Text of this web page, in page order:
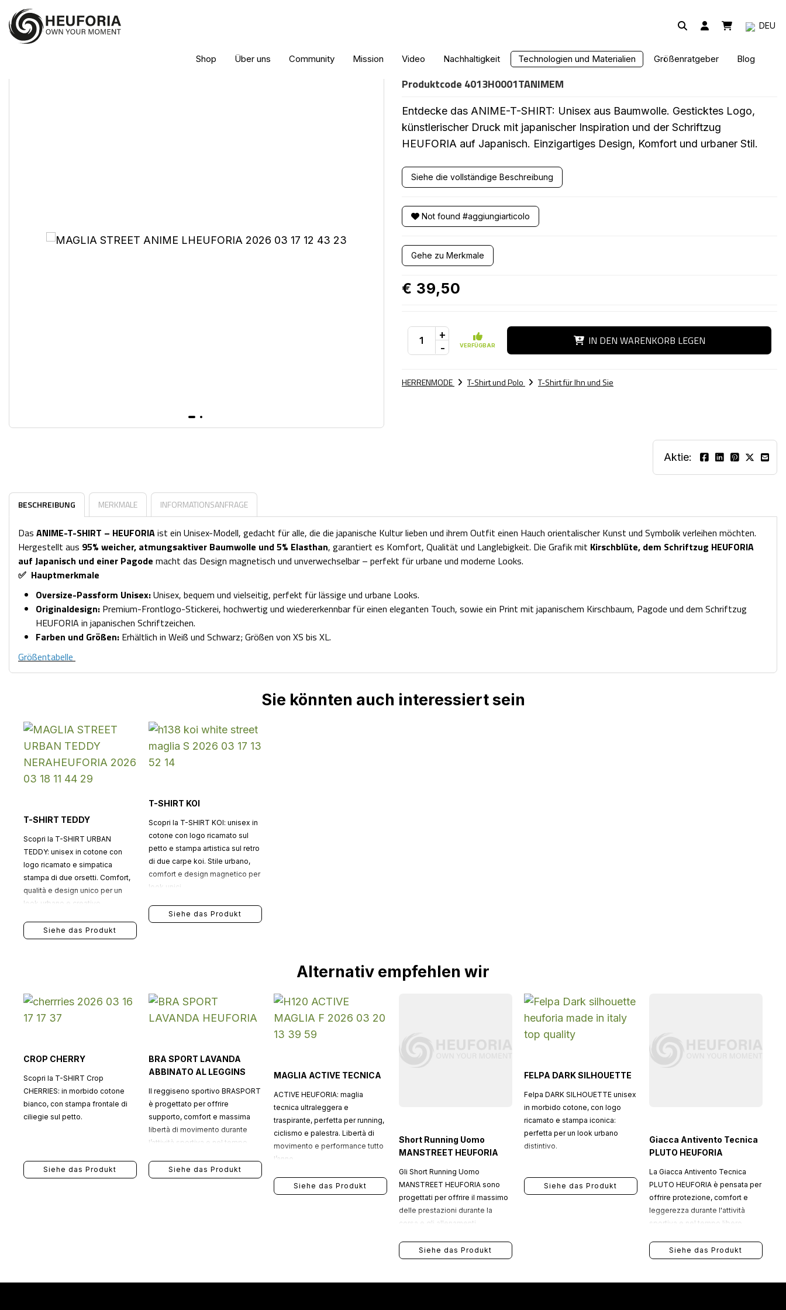
DEU
Shop Über uns Community Mission Video Nachhaltigkeit Technologien und Materialien Größenratgeber Blog
ANIME-T-SHIRT
Produktcode 4013H0001TANIMEM
Entdecke das ANIME-T-SHIRT: Unisex aus Baumwolle. Gesticktes Logo,
künstlerischer Druck mit japanischer Inspiration und der Schriftzug
HEUFORIA auf Japanisch. Einzigartiges Design, Komfort und urbaner Stil.
Siehe die vollständige Beschreibung
Not found #aggiungiarticolo
Gehe zu Merkmale
€ 39,50
+
- VERFÜGBAR IN DEN WARENKORB LEGEN
HERRENMODE T-Shirt und Polo T-Shirt für Ihn und Sie
Aktie:
BESCHREIBUNG MERKMALE INFORMATIONSANFRAGE
Das ANIME-T-SHIRT – HEUFORIAist ein Unisex-Modell, gedacht für alle, die die japanische Kultur lieben und ihrem Outfit einen Hauch orientalischer Kunst und Symbolik verleihen möchten.
Hergestellt aus 95% weicher, atmungsaktiver Baumwolle und 5% Elasthan, garantiert es Komfort, Qualität und Langlebigkeit. Die Grafik mit Kirschblüte, dem Schriftzug HEUFORIA
auf Japanisch und einer Pagode macht das Design magnetisch und unverwechselbar – perfekt für urbane und moderne Looks.
✅ Hauptmerkmale
Oversize-Passform Unisex:Unisex, bequem und vielseitig, perfekt für lässige und urbane Looks.
Originaldesign: Premium-Frontlogo-Stickerei, hochwertig und wiedererkennbar für einen eleganten Touch, sowie ein Print mit japanischem Kirschbaum, Pagode und dem Schriftzug
HEUFORIA in japanischen Schriftzeichen.
Farben und Größen: Erhältlich in Weiß und Schwarz; Größen von XS bis XL.
Größentabelle
Sie könnten auch interessiert sein
T-SHIRT TEDDY
Scopri la T-SHIRT URBAN
TEDDY: unisex in cotone con
logo ricamato e simpatica
stampa di due orsetti. Comfort,
qualità e design unico per un
look urbano e creativo.
Siehe das Produkt
T-SHIRT KOI
Scopri la T-SHIRT KOI: unisex in
cotone con logo ricamato sul
petto e stampa artistica sul retro
di due carpe koi. Stile urbano,
comfort e design magnetico per
look unici.
Siehe das Produkt
Alternativ empfehlen wir
CROP CHERRY
Scopri la T-SHIRT Crop
CHERRIES: in morbido cotone
bianco, con stampa frontale di
ciliegie sul petto.
Siehe das Produkt
BRA SPORT LAVANDA
ABBINATO AL LEGGINS
Il reggiseno sportivo BRASPORT
è progettato per offrire
supporto, comfort e massima
libertà di movimento durante
l’attività sportiva e nel tempo
Siehe das Produkt
MAGLIA ACTIVE TECNICA
ACTIVE HEUFORIA: maglia
tecnica ultraleggera e
traspirante, perfetta per running,
ciclismo e palestra. Libertà di
movimento e performance tutto
l’anno.
Siehe das Produkt
Short Running Uomo
MANSTREET HEUFORIA
Gli Short Running Uomo
MANSTREET HEUFORIA sono
progettati per offrire il massimo
delle prestazioni durante la
corsa e gli allenamenti,
traspirabilità e funzionalità in un
unico capo tecnico.
Siehe das Produkt
FELPA DARK SILHOUETTE
Felpa DARK SILHOUETTE unisex
in morbido cotone, con logo
ricamato e stampa iconica:
perfetta per un look urbano
distintivo.
Siehe das Produkt
Giacca Antivento Tecnica
PLUTO HEUFORIA
La Giacca Antivento Tecnica
PLUTO HEUFORIA è pensata per
offrire protezione, comfort e
leggerezza durante l'attività
sportiva e nel tempo libero.
Siehe das Produkt